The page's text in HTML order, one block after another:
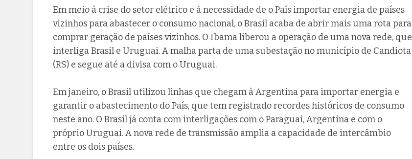
Em meio à crise do setor elétrico e à necessidade de o País importar energia de países
vizinhos para abastecer o consumo nacional, o Brasil acaba de abrir mais uma rota para
comprar geração de países vizinhos. O Ibama liberou a operação de uma nova rede, que
interliga Brasil e Uruguai. A malha parta de uma subestação no município de Candiota
(RS) e segue até a divisa com o Uruguai.
Em janeiro, o Brasil utilizou linhas que chegam à Argentina para importar energia e
garantir o abastecimento do País, que tem registrado recordes históricos de consumo
neste ano. O Brasil já conta com interligações com o Paraguai, Argentina e com o
próprio Uruguai. A nova rede de transmissão amplia a capacidade de intercâmbio
entre os dois países.